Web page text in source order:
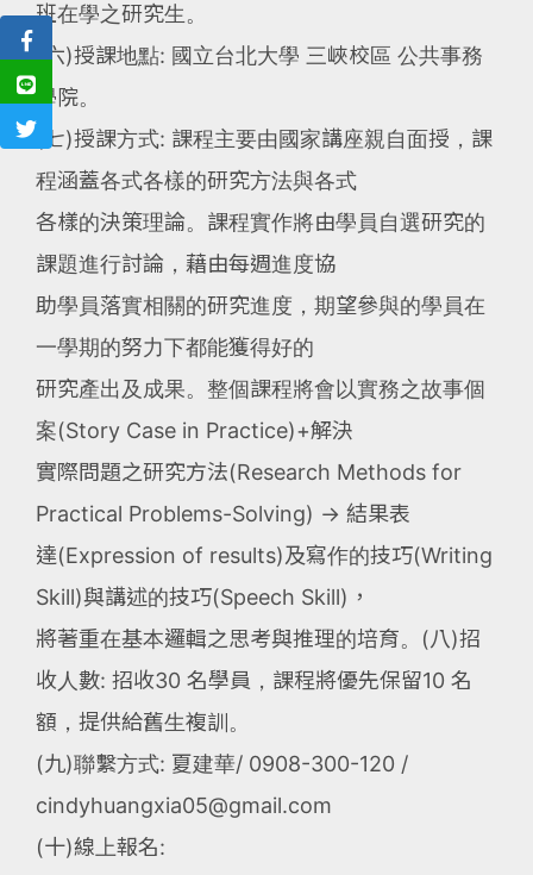
班在學之研究生。
(六)授課地點: 國立台北大學 三峽校區 公共事務
學院。
(七)授課方式: 課程主要由國家講座親自面授，課
程涵蓋各式各樣的研究方法與各式
各樣的決策理論。課程實作將由學員自選研究的
課題進行討論，藉由每週進度協
助學員落實相關的研究進度，期望參與的學員在
一學期的努力下都能獲得好的
研究產出及成果。整個課程將會以實務之故事個
案(Story Case in Practice)+解決
實際問題之研究方法(Research Methods for
Practical Problems-Solving) → 結果表
達(Expression of results)及寫作的技巧(Writing
Skill)與講述的技巧(Speech Skill)，
將著重在基本邏輯之思考與推理的培育。(八)招
收人數: 招收30 名學員，課程將優先保留10 名
額，提供給舊生複訓。
(九)聯繫方式: 夏建華/ 0908-300-120 /
cindyhuangxia05@gmail.com
(十)線上報名: